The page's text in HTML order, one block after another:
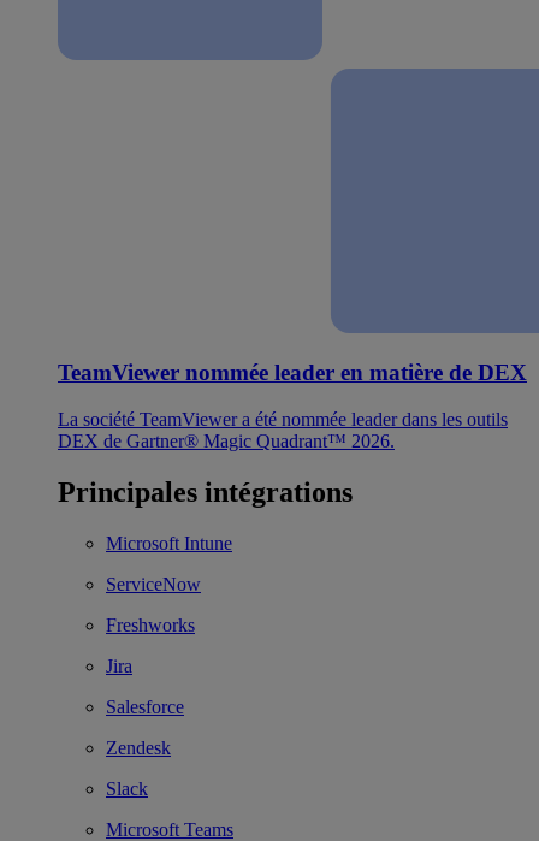
TeamViewer nommée leader en matière de DEX
La société TeamViewer a été nommée leader dans les outils
DEX de Gartner® Magic Quadrant™ 2026.
Principales intégrations
Microsoft Intune
ServiceNow
Freshworks
Jira
Salesforce
Zendesk
Slack
Microsoft Teams